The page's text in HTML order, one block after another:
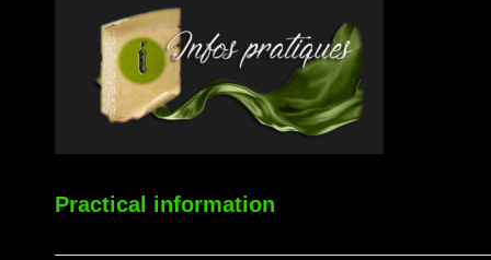
Practical information